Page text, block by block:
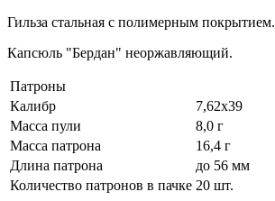
Гильза стальная с полимерным покрытием.
Капсюль "Бердан" неоржавляющий.
Патроны
Калибр
7,62х39
Масса пули
8,0 г
Масса патрона
16,4 г
Длина патрона
до 56 мм
Количество патронов в пачке 20 шт.